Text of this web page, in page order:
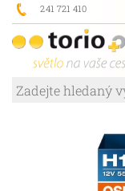
241 721 410